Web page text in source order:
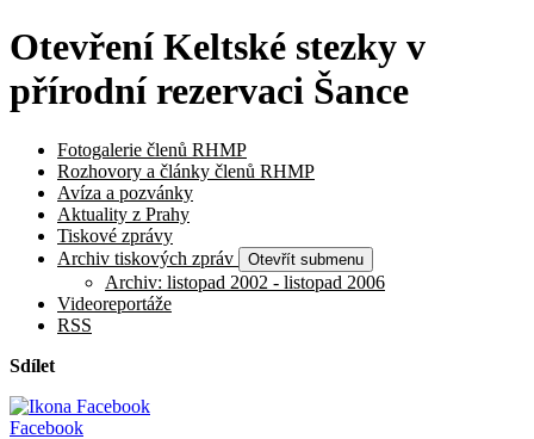
Otevření Keltské stezky v
přírodní rezervaci Šance
Fotogalerie členů RHMP
Rozhovory a články členů RHMP
Avíza a pozvánky
Aktuality z Prahy
Tiskové zprávy
Archiv tiskových zpráv
Otevřít submenu
Archiv: listopad 2002 - listopad 2006
Videoreportáže
RSS
Sdílet
Facebook